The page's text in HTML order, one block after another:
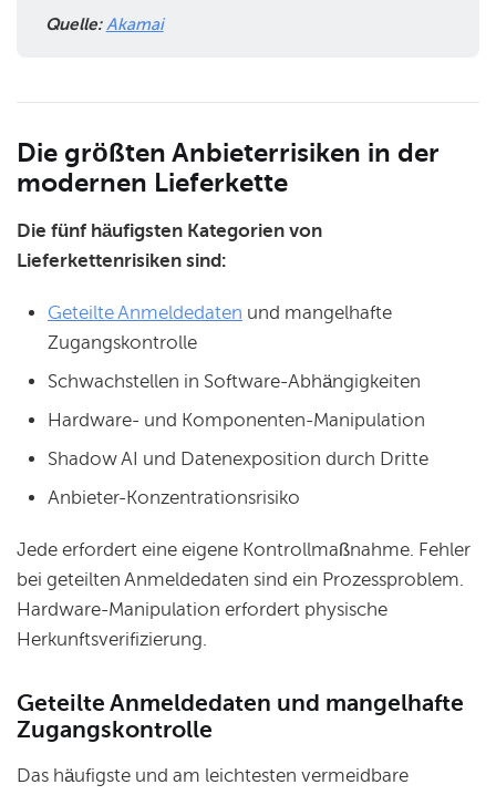
Quelle: Akamai
Die größten Anbieterrisiken in der
modernen Lieferkette
Die fünf häufigsten Kategorien von
Lieferkettenrisiken sind:
Geteilte Anmeldedaten und mangelhafte
Zugangskontrolle
Schwachstellen in Software-Abhängigkeiten
Hardware- und Komponenten-Manipulation
Shadow AI und Datenexposition durch Dritte
Anbieter-Konzentrationsrisiko
Jede erfordert eine eigene Kontrollmaßnahme. Fehler
bei geteilten Anmeldedaten sind ein Prozessproblem.
Hardware-Manipulation erfordert physische
Herkunftsverifizierung.
Geteilte Anmeldedaten und mangelhafte
Zugangskontrolle
Das häufigste und am leichtesten vermeidbare